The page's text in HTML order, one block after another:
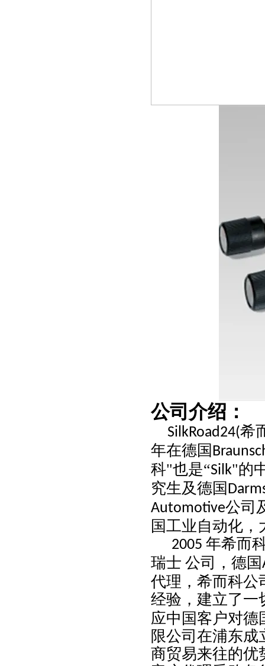
公司介绍：
SilkRoad24(希
年在德国
科"也是“Silk"的
究生及德国
Automotive公司
国工业自动化
2005 年希而
瑞士 公司，德国
代理，希而科公
经验，建立了一
应中国客户对德
限公司在浦东
商贸易来往的优